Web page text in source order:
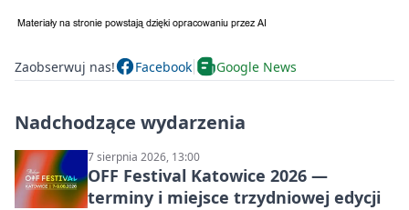
Zaobserwuj nas! Facebook Google News
Nadchodzące wydarzenia
7 sierpnia 2026, 13:00
OFF Festival Katowice 2026 —
terminy i miejsce trzydniowej edycji